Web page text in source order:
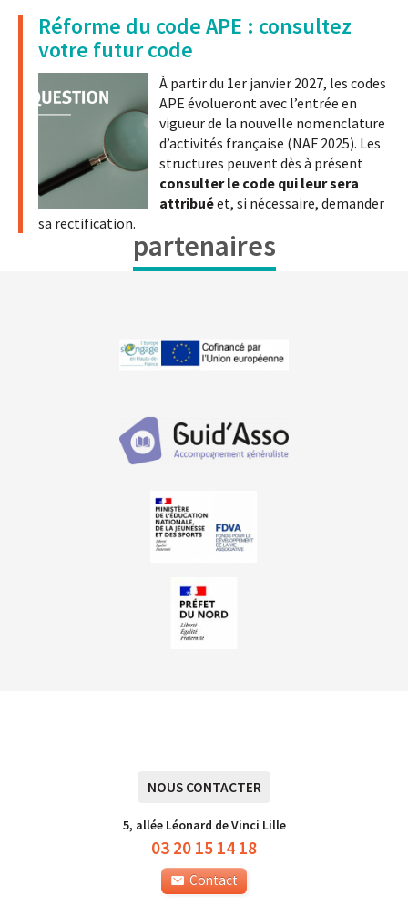
Réforme du code APE : consultez
votre futur code
À partir du 1er janvier 2027, les codes
APE évolueront avec l’entrée en
vigueur de la nouvelle nomenclature
d’activités française (NAF 2025). Les
structures peuvent dès à présent
consulter le code qui leur sera
attribuéet, si nécessaire, demander
sa rectification.
partenaires